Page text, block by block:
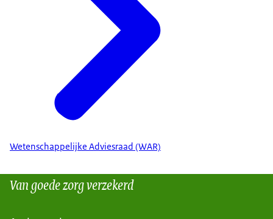
Wetenschappelijke Adviesraad (WAR)
Van goede zorg verzekerd